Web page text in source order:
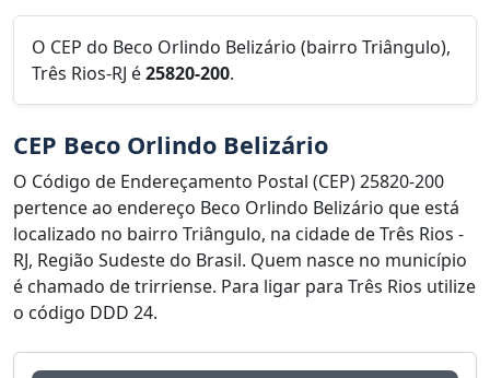
O CEP do Beco Orlindo Belizário (bairro Triângulo),
Três Rios-RJ é25820-200.
CEP Beco Orlindo Belizário
O Código de Endereçamento Postal (CEP) 25820-200
pertence ao endereço Beco Orlindo Belizário que está
localizado no bairro Triângulo, na cidade de Três Rios -
RJ, Região Sudeste do Brasil. Quem nasce no município
é chamado de trirriense. Para ligar para Três Rios utilize
o código DDD 24.